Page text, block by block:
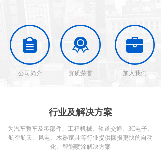
公司简介 资质荣誉 加入我们
行业及解决方案
为汽车整车及零部件、工程机械、轨道交通、3C电子、
航空航天、风电、木器家具等行业提供回报更快的自动
化、智能喷涂解决方案